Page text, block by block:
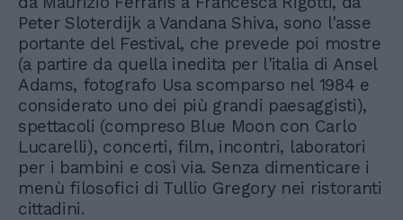
Peter Sloterdijk a Vandana Shiva, sono l'asse
portante del Festival, che prevede poi mostre
(a partire da quella inedita per l'italia di Ansel
Adams, fotografo Usa scomparso nel 1984 e
considerato uno dei più grandi paesaggisti),
spettacoli (compreso Blue Moon con Carlo
Lucarelli), concerti, film, incontri, laboratori
per i bambini e così via. Senza dimenticare i
menù filosofici di Tullio Gregory nei ristoranti
cittadini.